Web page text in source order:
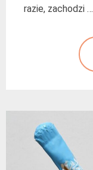
razie, zachodzi …